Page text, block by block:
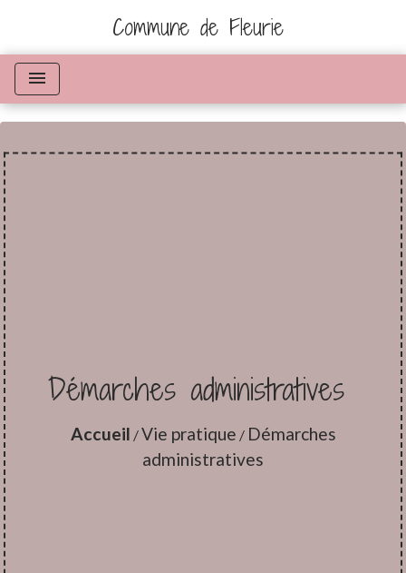
Commune de Fleurie
menu
Démarches administratives
Accueil /Vie pratique / Démarches
administratives